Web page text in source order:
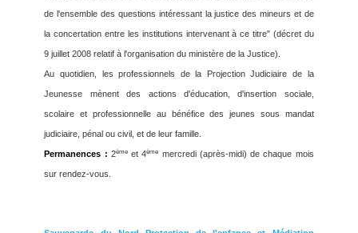
de l'ensemble des questions intéressant la justice des mineurs et de
la concertation entre les institutions intervenant à ce titre" (décret du
9 juillet 2008 relatif à l'organisation du ministère de la Justice).
Au quotidien, les professionnels de la Projection Judiciaire de la
Jeunesse mènent des actions d'éducation, d'insertion sociale,
scolaire et professionnelle au bénéfice des jeunes sous mandat
judiciaire, pénal ou civil, et de leur famille.
Permanences : 2èmeet 4ème mercredi (après-midi) de chaque mois
sur rendez-vous.